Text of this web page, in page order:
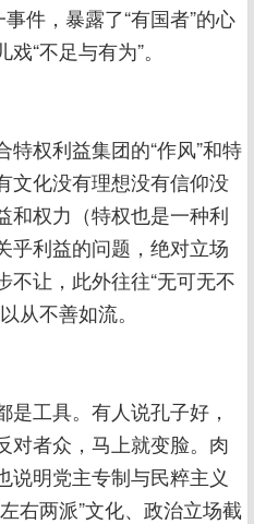
件，暴露了“有国者”的心
“不足与有为”。
权利益集团的“作风”和特
文化没有理想没有信仰没
和权力（特权也是一种利
乎利益的问题，绝对立场
不让，此外往往“无可无不
从不善如流。
工具。有人说孔子好，
对者众，马上就变脸。肉
说明党主专制与民粹主义
右两派”文化、政治立场截